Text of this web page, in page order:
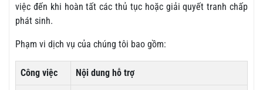
việc đến khi hoàn tất các thủ tục hoặc giải quyết tranh chấp
phát sinh.
Phạm vi dịch vụ của chúng tôi bao gồm:
Công việc Nội dung hỗ trợ